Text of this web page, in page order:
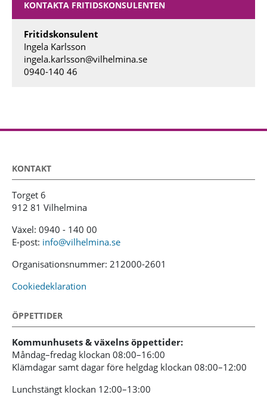
KONTAKTA FRITIDSKONSULENTEN
Fritidskonsulent
Ingela Karlsson
ingela.karlsson@vilhelmina.se
0940-140 46
KONTAKT
Torget 6
912 81 Vilhelmina
Växel: 0940 - 140 00
E-post: info@vilhelmina.se
Organisationsnummer: 212000-2601
Cookiedeklaration
ÖPPETTIDER
Kommunhusets & växelns öppettider:
Måndag–fredag klockan 08:00–16:00
Klämdagar samt dagar före helgdag klockan 08:00–12:00
Lunchstängt klockan 12:00–13:00